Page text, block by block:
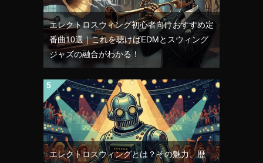
エレクトロスウィング初心者向けおすすめ定
番曲10選｜これを聴けばEDMとスウィング
ジャズの融合がわかる！
エレクトロスウィングとは？その魅力、歴